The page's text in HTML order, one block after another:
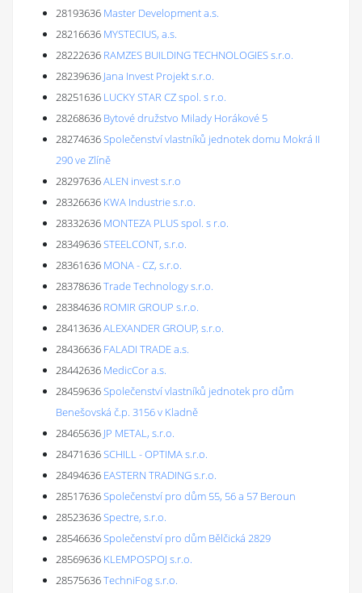
28193636 Master Development a.s.
28216636 MYSTECIUS, a.s.
28222636 RAMZES BUILDING TECHNOLOGIES s.r.o.
28239636 Jana Invest Projekt s.r.o.
28251636 LUCKY STAR CZ spol. s r.o.
28268636 Bytové družstvo Milady Horákové 5
28274636Společenství vlastníků jednotek domu Mokrá II
290 ve Zlíně
28297636ALEN invest s.r.o
28326636 KWA Industrie s.r.o.
28332636 MONTEZA PLUS spol. s r.o.
28349636STEELCONT, s.r.o.
28361636 MONA - CZ, s.r.o.
28378636Trade Technology s.r.o.
28384636 ROMIR GROUP s.r.o.
28413636ALEXANDER GROUP, s.r.o.
28436636 FALADI TRADE a.s.
28442636 MedicCor a.s.
28459636Společenství vlastníků jednotek pro dům
Benešovská č.p. 3156 v Kladně
28465636 JP METAL, s.r.o.
28471636SCHILL - OPTIMA s.r.o.
28494636 EASTERN TRADING s.r.o.
28517636Společenství pro dům 55, 56 a 57 Beroun
28523636Spectre, s.r.o.
28546636Společenství pro dům Bělčická 2829
28569636 KLEMPOSPOJ s.r.o.
28575636TechniFog s.r.o.